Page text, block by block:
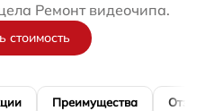
Ремонт видеочипа.
стоимость
Преимущества